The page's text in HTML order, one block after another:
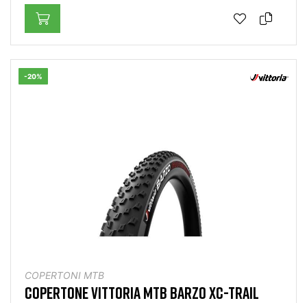
-20%
COPERTONI MTB
COPERTONE VITTORIA MTB BARZO XC-TRAIL